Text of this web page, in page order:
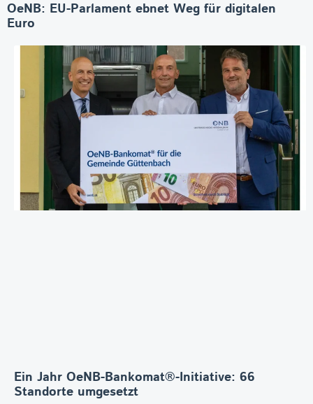
OeNB: EU-Parlament ebnet Weg für digitalen
Euro
Ein Jahr OeNB-Bankomat®-Initiative: 66
Standorte umgesetzt